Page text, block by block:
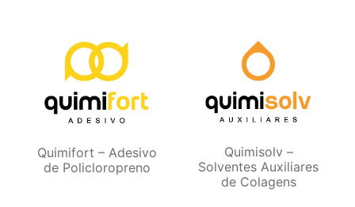
Quimifort – Adesivo
de Policloropreno
Quimisolv –
Solventes Auxiliares
de Colagens